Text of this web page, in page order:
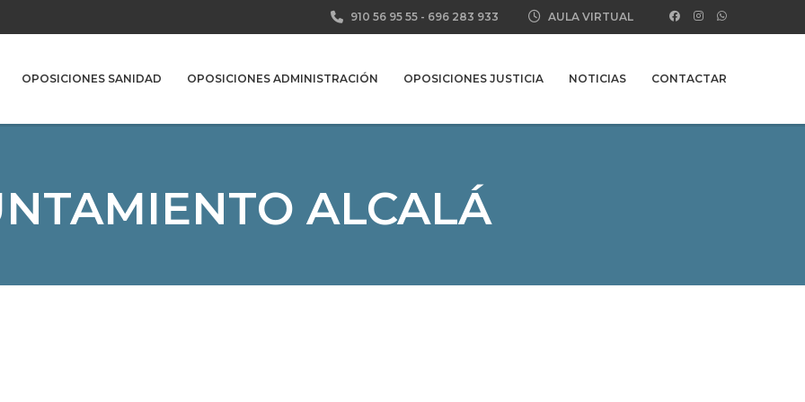
AULA VIRTUAL
910 56 95 55 - 696 283 933
OPOSICIONES SANIDAD OPOSICIONES ADMINISTRACIÓN OPOSICIONES JUSTICIA NOTICIAS CONTACTAR
ALCALÁ